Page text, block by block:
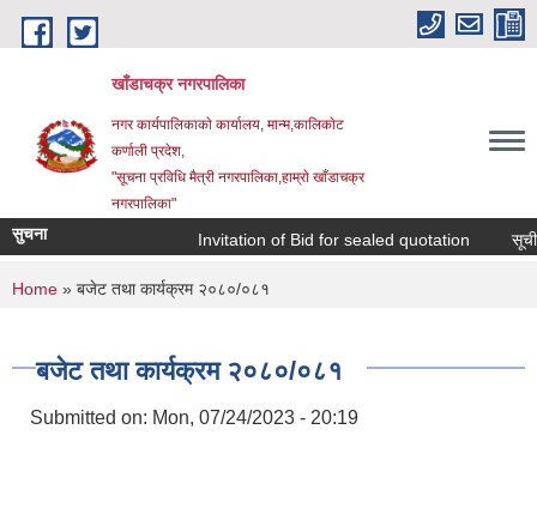
Skip to main content
खाँडाचक्र नगरपालिका
नगर कार्यपालिकाकाे कार्यालय, मान्म,कालिकाेट
क‍र्णाली प्रदेश,
"सूचना प्रविधि मैत्री नगरपालिका,हाम्राे खाँडाचक्र
नगरपालिका"
सुचना Invitation of Bid for sealed quotation
You are here
Home » बजेट तथा कार्यक्रम २०८०/०८१
बजेट तथा कार्यक्रम २०८०/०८१
Submitted on: Mon, 07/24/2023 - 20:19